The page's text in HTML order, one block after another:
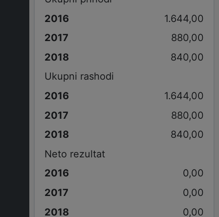
1.644,00
880,00
840,00
Ukupni rashodi
1.644,00
880,00
840,00
Neto rezultat
0,00
0,00
0,00